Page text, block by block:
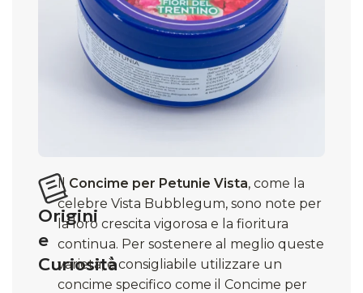
Origini
e
Curiosità
Il Concime per Petunie Vista, come la
celebre Vista Bubblegum, sono note per
la loro crescita vigorosa e la fioritura
continua. Per sostenere al meglio queste
varietà, è consigliabile utilizzare un
concime specifico come il Concime per